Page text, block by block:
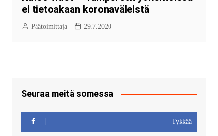
ei tietoakaan koronaväleistä
Päätoimittaja 29.7.2020
Seuraa meitä somessa
Tykkää